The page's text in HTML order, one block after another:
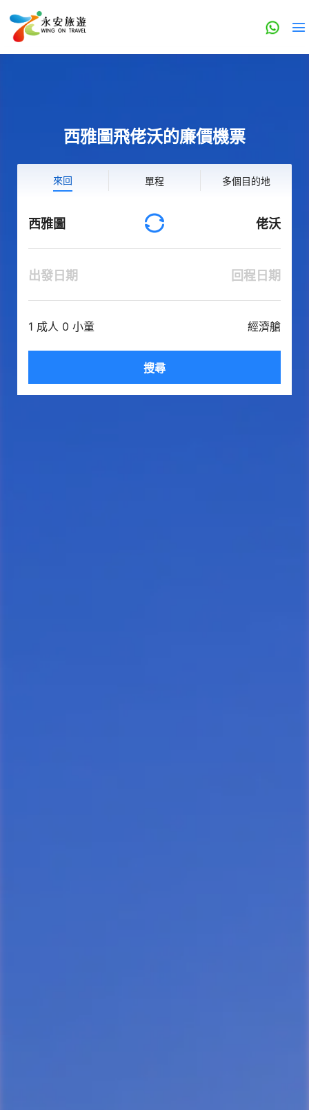
西雅圖飛佬沃的廉價機票
來回 單程 多個目的地
西雅圖 佬沃
出發日期 回程日期
1 成人 0 小童 經濟艙
搜尋